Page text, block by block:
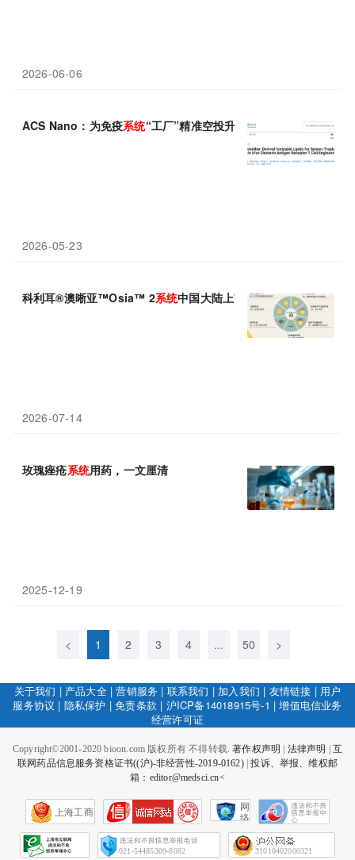
2026-06-06
ACS Nano：为免疫系统“工厂”精准空投升级图纸：青岛大学李景
2026-05-23
科利耳®澳晰亚™Osia™ 2系统中国大陆上市
2026-07-14
玫瑰痤疮系统用药，一文厘清
2025-12-19
< 1 2 3 4 ... 50 >
关于我们 | 产品大全|营销服务 | 联系我们 | 加入我们 | 友情链接 | 用户
服务协议 | 隐私保护 |免责条款 | 沪ICP备14018915号-1 |增值电信业务
经营许可证
Copyright©2001-2020 bioon.com 版权所有 不得转载.著作权声明 法律声明
互
联网药品信息服务资格证书((沪)-非经营性-2019-0162)|投诉、举报、维权邮
箱：editor@medsci.cn<
上海工商
网
络
会
征
021-54485309-8082 31010402000321